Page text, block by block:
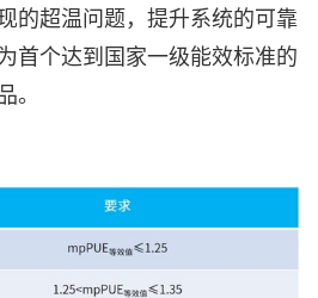
的超温问题，提升系统的可靠
首个达到国家一级能效标准的
。